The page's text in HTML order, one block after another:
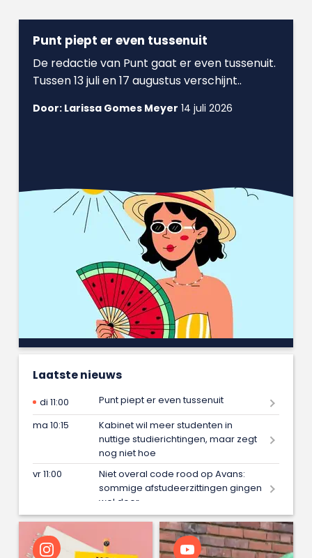
Punt piept er even tussenuit
De redactie van Punt gaat er even tussenuit.
Tussen 13 juli en 17 augustus verschijnt..
Door: Larissa Gomes Meyer 14 juli 2026
Laatste nieuws
di 11:00
Punt piept er even tussenuit
ma 10:15
Kabinet wil meer studenten in
nuttige studierichtingen, maar zegt
nog niet hoe
vr 11:00
Niet overal code rood op Avans:
sommige afstudeerzittingen gingen
wel door
vr 09:15
Iris maakt met één blik in de spiegel
onveiligheid van vrouwen zichtbaar
en wint daarmee afstudeerprijs